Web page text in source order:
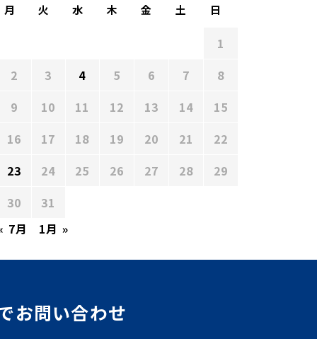
月 火 水 木 金 土 日
1
2
3 4 5 6 7
8
9
10 11 12 13 14
15
16
17 18 19 20 21
22
23
24 25 26 27 28
29
30
31
7月
1月 »
お問い合わせ